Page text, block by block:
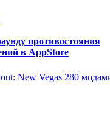
противостояния
в AppStore